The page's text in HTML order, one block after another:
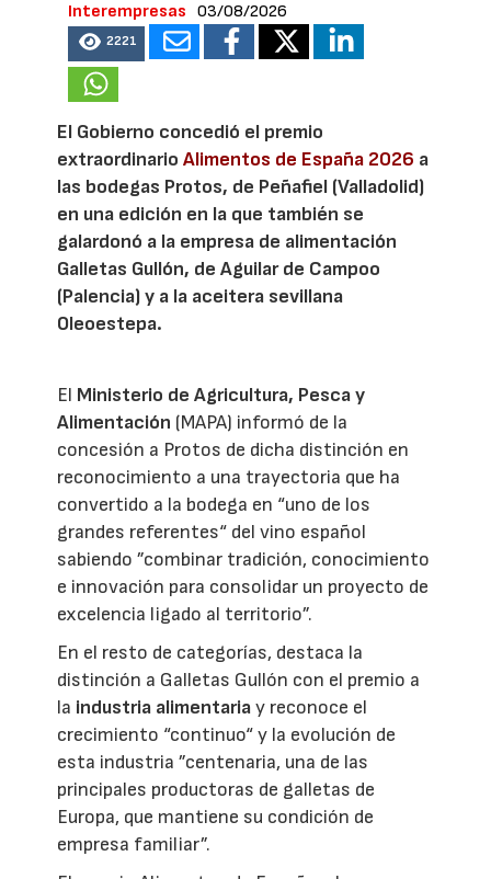
Interempresas
03/08/2026
2221
El Gobierno concedió el premio
extraordinarioAlimentos de España 2026 a
las bodegas Protos, de Peñafiel (Valladolid)
en una edición en la que también se
galardonó a la empresa de alimentación
Galletas Gullón, de Aguilar de Campoo
(Palencia) y a la aceitera sevillana
Oleoestepa.
El Ministerio de Agricultura, Pesca y
Alimentación (MAPA) informó de la
concesión a Protos de dicha distinción en
reconocimiento a una trayectoria que ha
convertido a la bodega en “uno de los
grandes referentes“ del vino español
sabiendo ”combinar tradición, conocimiento
e innovación para consolidar un proyecto de
excelencia ligado al territorio”.
En el resto de categorías, destaca la
distinción a Galletas Gullón con el premio a
la industria alimentariay reconoce el
crecimiento “continuo“ y la evolución de
esta industria ”centenaria, una de las
principales productoras de galletas de
Europa, que mantiene su condición de
empresa familiar”.